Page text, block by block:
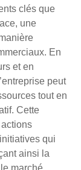
clés que
une
En
et en
peut
tout en
Cette
qui
ainsi la
marché.